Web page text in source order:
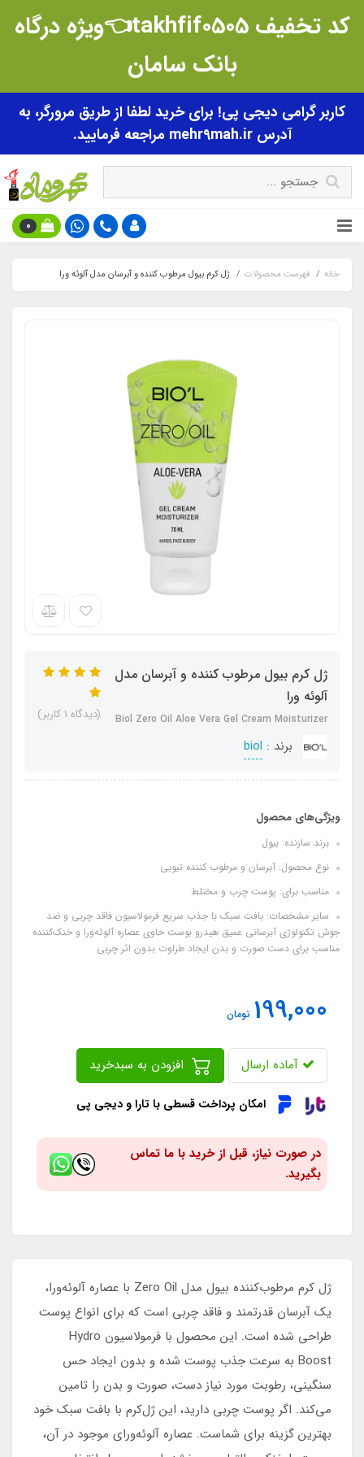
کد تخفیف takhfif0505👈ویژه درگاه
بانک سامان
کاربر گرامی دیجی پی! برای خرید لطفا از طریق مرورگر، به
آدرس mehr9mah.ir مراجعه فرمایید.
0
خانه فهرست محصولات ژل کرم بیول مرطوب کننده و آبرسان مدل آلوئه ورا
ژل کرم بیول مرطوب کننده و آبرسان مدل
آلوئه ورا
Biol Zero Oil Aloe Vera Gel Cream Moisturizer
برند : biol
(دیدگاه 1 کاربر)
ویژگی‌های محصول
برند سازنده: بیول
نوع محصول: آبرسان و مرطوب کننده تیوبی
مناسب برای: پوست چرب و مختلط
سایر مشخصات: بافت سبک با جذب سریع فرمولاسیون فاقد چربی و ضد
جوش تکنولوژی آبرسانی عمیق هیدرو بوست حاوی عصاره آلوئه‌ورا و خنک‌کننده
مناسب برای دست صورت و بدن ایجاد طراوت بدون اثر چربی
199,000 تومان
آماده ارسال
امکان پرداخت قسطی با تارا و دیجی پی
در صورت نیاز، قبل از خرید با ما تماس
بگیرید.
ژل کرم مرطوب‌کننده بیول مدل Zero Oil با عصاره آلوئه‌ورا،
یک آبرسان قدرتمند و فاقد چربی است که برای انواع پوست
طراحی شده است. این محصول با فرمولاسیون Hydro
Boost به سرعت جذب پوست شده و بدون ایجاد حس
سنگینی، رطوبت مورد نیاز دست، صورت و بدن را تامین
می‌کند. اگر پوست چربی دارید، این ژل‌کرم با بافت سبک خود
بهترین گزینه برای شماست. عصاره آلوئه‌ورای موجود در آن،